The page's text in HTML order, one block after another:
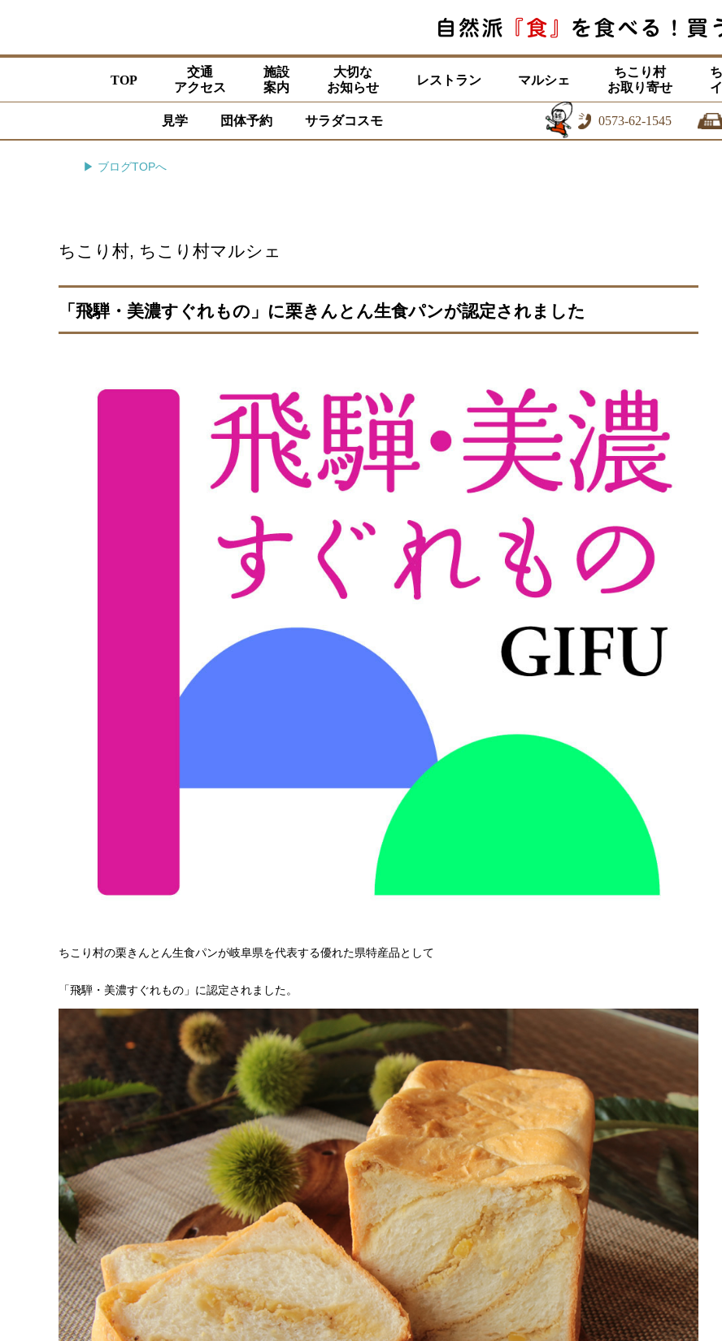
TOP
交通
アクセス
施設
案内
大切な
お知らせ
レストラン マルシェ
ちこり村
お取り寄せ
見学 団体予約 サラダコスモ 0573-62-1545
▶ ブログTOPへ
ちこり村, ちこり村マルシェ
「飛騨・美濃すぐれもの」に栗きんとん生食パンが認定されました
ちこり村の栗きんとん生食パンが岐阜県を代表する優れた県特産品として
「飛騨・美濃すぐれもの」に認定されました。